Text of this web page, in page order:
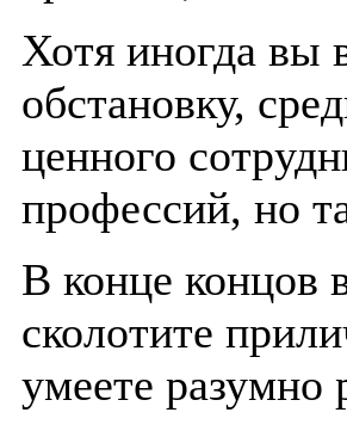
Хотя иногда вы
обстановку,
ценного
профессий, но
В конце концов
сколотите
умеете разумно